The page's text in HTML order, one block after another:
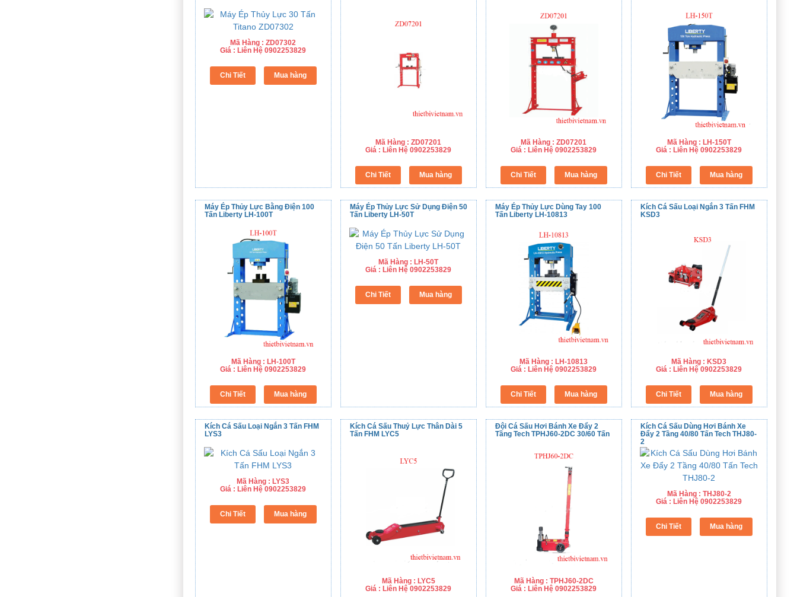
Mã Hàng : ZD07302
Giá : Liên Hệ 0902253829
Mã Hàng : ZD07201
Giá : Liên Hệ 0902253829
Mã Hàng : ZD07201
Giá : Liên Hệ 0902253829
Mã Hàng : LH-150T
Giá : Liên Hệ 0902253829
Máy Ép Thủy Lực Bằng Điện 100
Tấn Liberty LH-100T
Mã Hàng : LH-100T
Giá : Liên Hệ 0902253829
Máy Ép Thủy Lực Sử Dụng Điện 50
Tấn Liberty LH-50T
Mã Hàng : LH-50T
Giá : Liên Hệ 0902253829
Máy Ép Thủy Lực Dùng Tay 100
Tấn Liberty LH-10813
Mã Hàng : LH-10813
Giá : Liên Hệ 0902253829
Kích Cá Sấu Loại Ngắn 3 Tấn FHM
KSD3
Mã Hàng : KSD3
Giá : Liên Hệ 0902253829
Kích Cá Sấu Loại Ngắn 3 Tấn FHM
LYS3
Mã Hàng : LYS3
Giá : Liên Hệ 0902253829
Kích Cá Sấu Thuỷ Lực Thân Dài 5
Tấn FHM LYC5
Mã Hàng : LYC5
Giá : Liên Hệ 0902253829
Đội Cá Sấu Hơi Bánh Xe Đẩy 2
Tầng Tech TPHJ60-2DC 30/60 Tấn
Mã Hàng : TPHJ60-2DC
Giá : Liên Hệ 0902253829
Kích Cá Sấu Dùng Hơi Bánh Xe
Đẩy 2 Tầng 40/80 Tấn Tech THJ80-
2
Mã Hàng : THJ80-2
Giá : Liên Hệ 0902253829